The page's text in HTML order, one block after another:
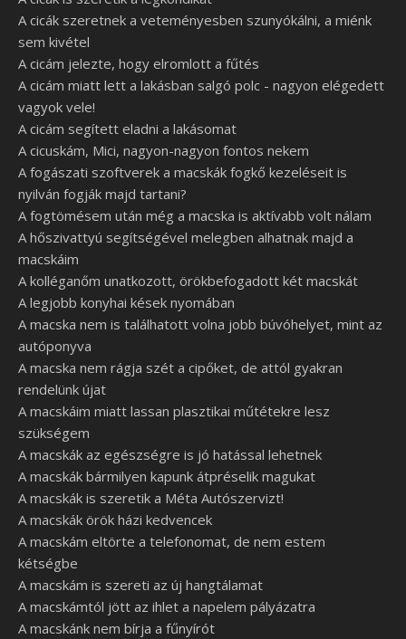
A cicák szeretnek a veteményesben szunyókálni, a miénk
sem kivétel
A cicám jelezte, hogy elromlott a fűtés
A cicám miatt lett a lakásban salgó polc - nagyon elégedett
vagyok vele!
A cicám segített eladni a lakásomat
A cicuskám, Mici, nagyon-nagyon fontos nekem
A fogászati szoftverek a macskák fogkő kezeléseit is
nyilván fogják majd tartani?
A fogtömésem után még a macska is aktívabb volt nálam
A hőszivattyú segítségével melegben alhatnak majd a
macskáim
A kolléganőm unatkozott, örökbefogadott két macskát
A legjobb konyhai kések nyomában
A macska nem is találhatott volna jobb búvóhelyet, mint az
autóponyva
A macska nem rágja szét a cipőket, de attól gyakran
rendelünk újat
A macskáim miatt lassan plasztikai műtétekre lesz
szükségem
A macskák az egészségre is jó hatással lehetnek
A macskák bármilyen kapunk átpréselik magukat
A macskák is szeretik a Méta Autószervizt!
A macskák örök házi kedvencek
A macskám eltörte a telefonomat, de nem estem
kétségbe
A macskám is szereti az új hangtálamat
A macskámtól jött az ihlet a napelem pályázatra
A macskánk nem bírja a fűnyírót